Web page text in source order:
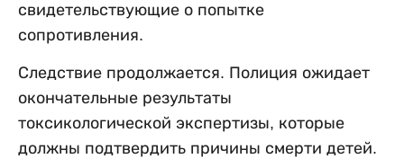
свидетельствующие о попытке
сопротивления.
Следствие продолжается. Полиция ожидает
окончательные результаты
токсикологической экспертизы, которые
должны подтвердить причины смерти детей.